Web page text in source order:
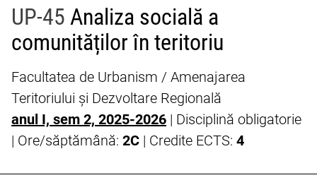
UP-45 Analiza socială a
comunităților în teritoriu
Facultatea de Urbanism / Amenajarea
Teritoriului și Dezvoltare Regională
anul I, sem 2, 2025-2026 | Disciplină obligatorie
| Ore/săptămână: 2C | Credite ECTS: 4